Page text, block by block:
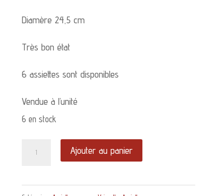
Diamère 24,5 cm
Très bon état
6 assiettes sont disponibles
Vendue à l’unité
6 en stock
quantité
Assiette
Ajouter au panier